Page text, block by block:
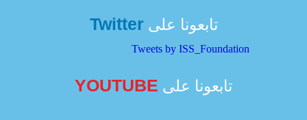
تابعونا علىTwitter
Tweets by ISS_Foundation
تابعونا على YOUTUBE